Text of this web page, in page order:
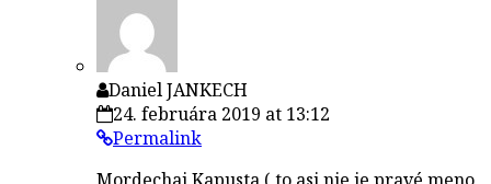
Daniel JANKECH
24. februára 2019 at 13:12
Permalink